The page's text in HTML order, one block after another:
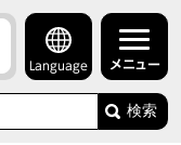
Language メニュー
検索